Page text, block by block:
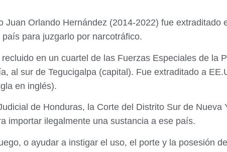
Juan Orlando Hernández (2014-2022) fue
para juzgarlo por narcotráfico.
en un cuartel de las Fuerzas Especiales de la
al sur de Tegucigalpa (capital). Fue extraditado a
en inglés).
de Honduras, la Corte del Distrito Sur de
importar ilegalmente una sustancia a ese país.
o ayudar a instigar el uso, el porte y la posesión